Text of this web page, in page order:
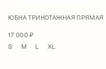
ЮБКА ТРИКОТАЖНАЯ ПРЯМАЯ
17 000 ₽
S
M L XL